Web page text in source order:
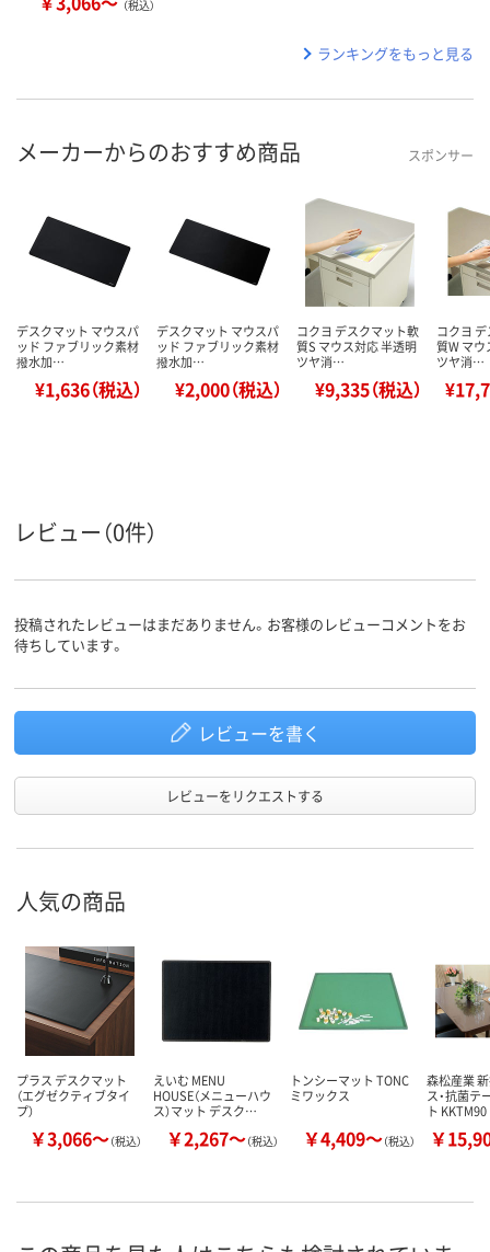
（税込）
ランキングをもっと見る
メーカーからのおすすめ商品 スポンサー
デスクマット マウスパ
ッド ファブリック素材
撥水加…
¥1,636（税込）
デスクマット マウスパ
ッド ファブリック素材
撥水加…
¥2,000（税込）
コクヨ デスクマット軟
質S マウス対応 半透明
ツヤ消…
¥9,335（税込）
コクヨ
質W マウ
ツヤ消…
レビュー（0件）
投稿されたレビューはまだありません。お客様のレビューコメントをお
待ちしています。
レビューを書く
レビューをリクエストする
人気の商品
プラス デスクマット
（エグゼクティブタイ
プ）
￥3,066～（税込）
えいむ MENU
HOUSE（メニューハウ
ス）マット デスク…
￥2,267～（税込）
トンシーマット TONC
ミワックス
￥4,409～（税込）
森松産業
ス・抗菌テ
ト KKTM90
￥